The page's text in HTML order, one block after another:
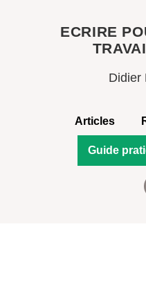
ECRIRE
Didier
Articles
Guide